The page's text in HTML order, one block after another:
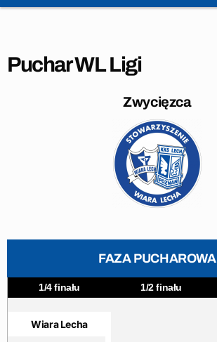
Puchar WL Ligi
Zwycięzca
FAZA PUCHAROWA
1/4 finału 1/2 finału
Wiara Lecha